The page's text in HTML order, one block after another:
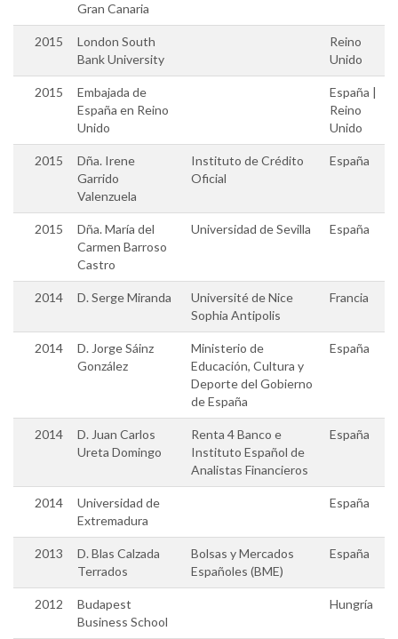
Gran Canaria
2015
London South
Bank University
Reino
Unido
2015
Embajada de
España en Reino
Unido
España |
Reino
Unido
2015
Dña. Irene
Garrido
Valenzuela
Instituto de Crédito
Oficial
España
2015
Dña. María del
Carmen Barroso
Castro
Universidad de Sevilla España
2014 D. Serge Miranda
Université de Nice
Sophia Antipolis
Francia
2014
D. Jorge Sáinz
González
Ministerio de
Educación, Cultura y
Deporte del Gobierno
de España
España
2014
D. Juan Carlos
Ureta Domingo
Renta 4 Banco e
Instituto Español de
Analistas Financieros
España
2014
Universidad de
Extremadura
España
2013
D. Blas Calzada
Terrados
Bolsas y Mercados
Españoles (BME)
España
2012
Budapest
Business School
Hungría